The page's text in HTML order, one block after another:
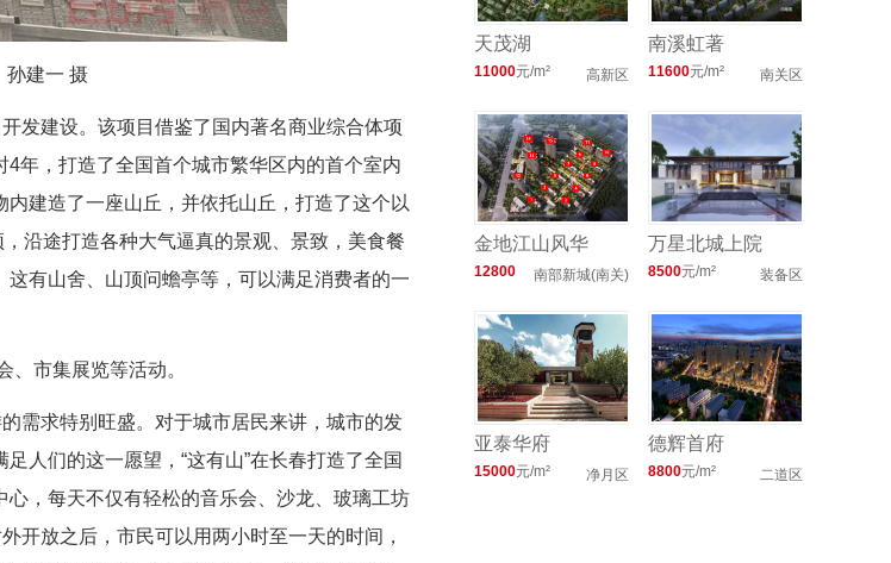
孙建一 摄
发建设。该项目借鉴了国内著名商业综合体项
年，打造了全国首个城市繁华区内的首个室内
建造了一座山丘，并依托山丘，打造了这个以
沿途打造各种大气逼真的景观、景致，美食餐
有山舍、山顶问蟾亭等，可以满足消费者的一
市集展览等活动。
需求特别旺盛。对于城市居民来讲，城市的发
人们的这一愿望，“这有山”在长春打造了全国
，每天不仅有轻松的音乐会、沙龙、玻璃工坊
开放之后，市民可以用两小时至一天的时间，
天茂湖
高新区
11000元/m²
南溪虹著
南关区
11600元/m²
金地江山风华
南部新城(南关)
12800
万星北城上院
装备区
8500元/m²
亚泰华府
净月区
15000元/m²
德辉首府
二道区
8800元/m²